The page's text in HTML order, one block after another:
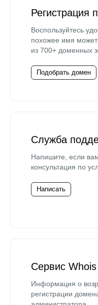
Регистрация
Воспользуйтесь
похожее имя
из 700+ доменных
Подобрать домен
Служба
Напишите, если
консультация по
Написать
Сервис Whois
Информация о
регистрации